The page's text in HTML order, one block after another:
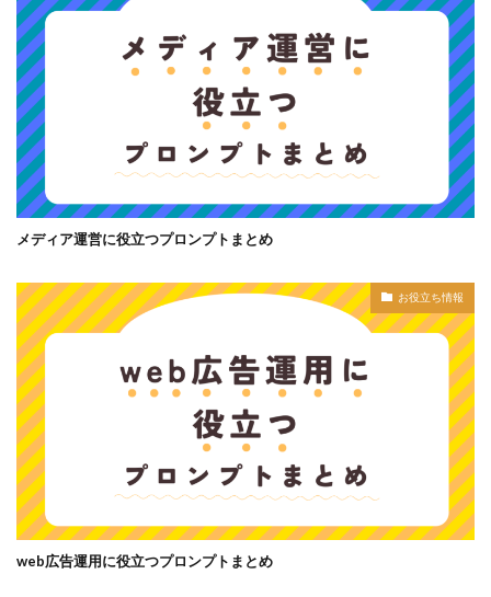
メディア運営に役立つプロンプトまとめ
お役立ち情報
web広告運用に役立つプロンプトまとめ